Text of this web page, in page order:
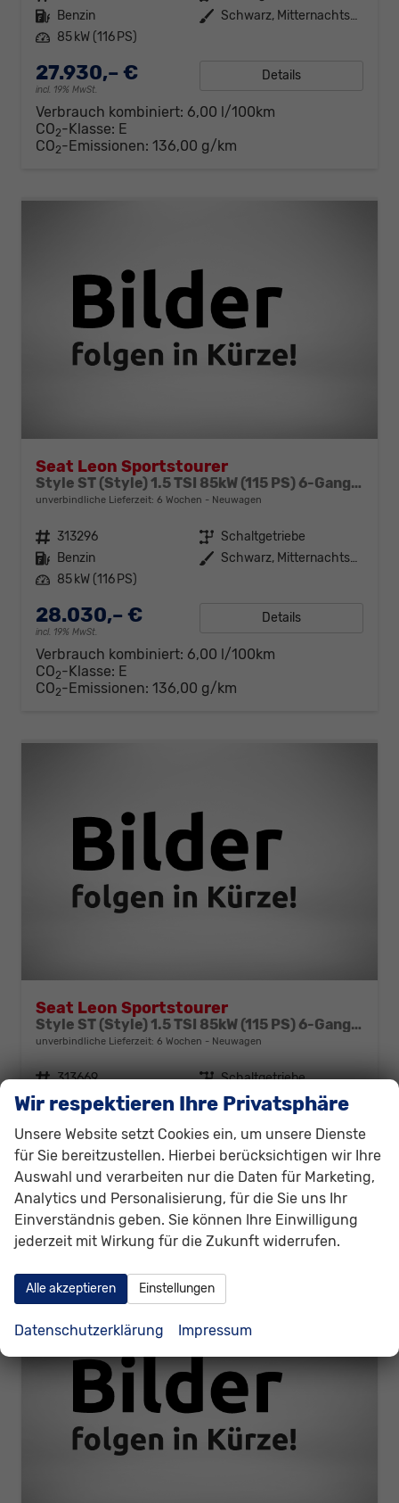
Kraftstoff Benzin Außenfarbe
Schwarz, Mitternachtsschwarz (0E)
Leistung 85 kW (116 PS)
27.930,– €
incl. 19% MwSt.
Details
Verbrauch kombiniert: 6,00 l/100km
CO2-Klasse: E
CO2-Emissionen: 136,00 g/km
Seat Leon Sportstourer
Style ST (Style) 1.5 TSI 85kW (115 PS) 6-Gang Schaltgetriebe
unverbindliche Lieferzeit: 6 Wochen Neuwagen
Fahrzeugnr. 313296 Getriebe Schaltgetriebe
Kraftstoff Benzin Außenfarbe
Schwarz, Mitternachtsschwarz (0E)
Leistung 85 kW (116 PS)
28.030,– €
incl. 19% MwSt.
Details
Verbrauch kombiniert: 6,00 l/100km
CO2-Klasse: E
CO2-Emissionen: 136,00 g/km
Seat Leon Sportstourer
Style ST (Style) 1.5 TSI 85kW (115 PS) 6-Gang Schaltgetriebe
unverbindliche Lieferzeit: 6 Wochen Neuwagen
Fahrzeugnr. 313669 Getriebe Schaltgetriebe
Kraftstoff Benzin Außenfarbe Blau, Fjord-Blau (9K)
28.330,– €
incl. 19% MwSt.
Details
Verbrauch kombiniert:6,00 l/100km
CO2-Klasse: E
CO -Emissionen:136,00 g/km
Wir respektieren Ihre Privatsphäre
Unsere Website setzt Cookies ein, um unsere Dienste
für Sie bereitzustellen. Hierbei berücksichtigen wir Ihre
Auswahl und verarbeiten nur die Daten für Marketing,
Analytics und Personalisierung, für die Sie uns Ihr
Einverständnis geben. Sie können Ihre Einwilligung
jederzeit mit Wirkung für die Zukunft widerrufen.
Alle akzeptieren Einstellungen
Datenschutzerklärung Impressum